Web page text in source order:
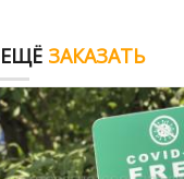
ЗАКАЗАТЬ